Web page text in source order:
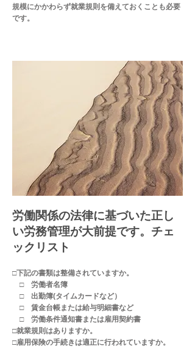
​規模にかかわらず就業規則を備えておくことも必要
です。
​労働関係の法律に基づいた正し
い労務管理が大前提です。チェ
ックリスト
□下記の書類は整備されていますか。
□ 労働者名簿
□ 出勤簿(タイムカードなど）
□ 賃金台帳または給与明細書など
□ 労働条件通知書または雇用契約書
□就業規則はありますか。
□雇用保険の手続きは適正に行われていますか。